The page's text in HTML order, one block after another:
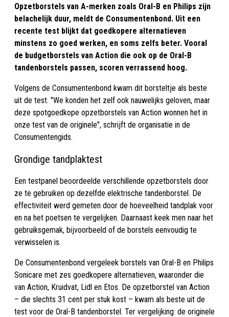
Opzetborstels van A-merken zoals Oral-B en Philips zijn
belachelijk duur, meldt de Consumentenbond. Uit een
recente test blijkt dat goedkopere alternatieven
minstens zo goed werken, en soms zelfs beter. Vooral
de budgetborstels van Action die ook op de Oral-B
tandenborstels passen, scoren verrassend hoog.
Volgens de Consumentenbond kwam dit borsteltje als beste
uit de test. "We konden het zelf ook nauwelijks geloven, maar
deze spotgoedkope opzetborstels van Action wonnen het in
onze test van de originele", schrijft de organisatie in de
Consumentengids.
Grondige tandplaktest
Een testpanel beoordeelde verschillende opzetborstels door
ze te gebruiken op dezelfde elektrische tandenborstel. De
effectiviteit werd gemeten door de hoeveelheid tandplak voor
en na het poetsen te vergelijken. Daarnaast keek men naar het
gebruiksgemak, bijvoorbeeld of de borstels eenvoudig te
verwisselen is.
De Consumentenbond vergeleek borstels van Oral-B en Philips
Sonicare met zes goedkopere alternatieven, waaronder die
van Action, Kruidvat, Lidl en Etos. De opzetborstel van Action
– die slechts 31 cent per stuk kost – kwam als beste uit de
test voor de Oral-B tandenborstel. Ter vergelijking: de originele